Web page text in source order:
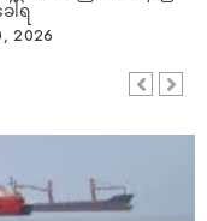
2026
အမေရိကန် မလိုက်လျော
2026